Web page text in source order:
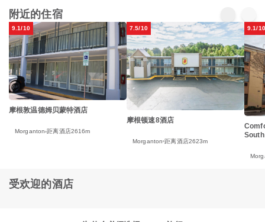
附近的住宿
9.1/10
摩根敦温德姆贝蒙特酒店
Morganton 距离酒店2616m
7.5/10
摩根顿速8酒店
Morganton 距离酒店2623m
9.1/10
South
受欢迎的酒店